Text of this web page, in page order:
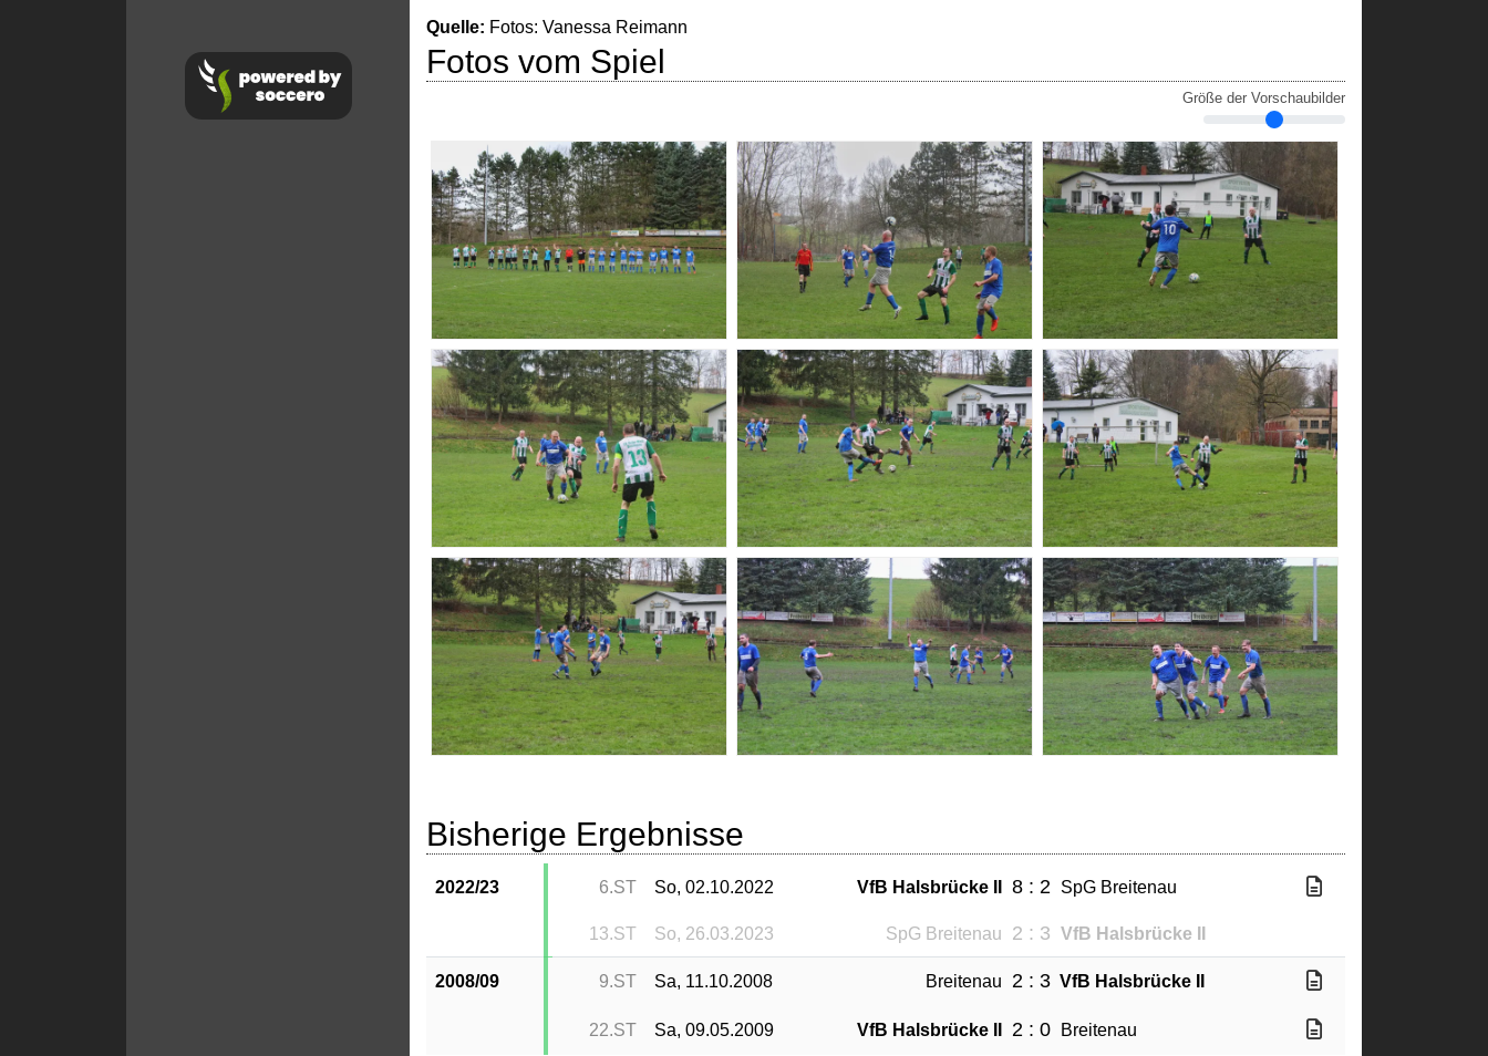
Quelle: Fotos: Vanessa Reimann
Fotos vom Spiel
Größe der Vorschaubilder
Bisherige Ergebnisse
2022/23 6.ST So, 02.10.2022 VfB Halsbrücke II 8 : 2 SpG Breitenau
13.ST So, 26.03.2023 SpG Breitenau 2 : 3 VfB Halsbrücke II
2008/09 9.ST Sa, 11.10.2008 Breitenau 2 : 3 VfB Halsbrücke II
22.ST Sa, 09.05.2009 VfB Halsbrücke II 2 : 0 Breitenau